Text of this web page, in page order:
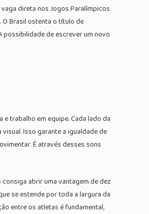
direta nos Jogos Paralímpicos
O Brasil ostenta o título de
possibilidade de escrever um novo
trabalho em equipe. Cada lado da
Isso garante a igualdade de
É através desses sons
abrir uma vantagem de dez
se estende por toda a largura da
entre os atletas é fundamental,